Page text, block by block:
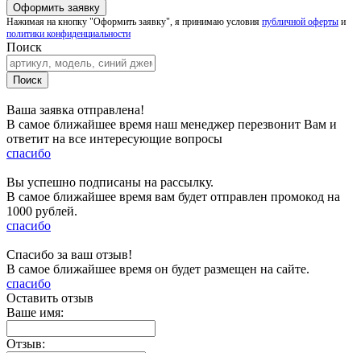
Нажимая на кнопку "Оформить заявку", я принимаю условия публичной оферты и
политики конфиденциальности
Поиск
Ваша заявка отправлена!
В самое ближайшее время наш менеджер перезвонит Вам и
ответит на все интересующие вопросы
спасибо
Вы успешно подписаны на рассылку.
В самое ближайшее время вам будет отправлен промокод на
1000 рублей.
спасибо
Спасибо за ваш отзыв!
В самое ближайшее время он будет размещен на сайте.
спасибо
Оставить отзыв
Ваше имя:
Отзыв: